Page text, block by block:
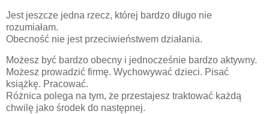
Jest jeszcze jedna rzecz, której bardzo długo nie
rozumiałam.
Obecność nie jest przeciwieństwem działania.
Możesz być bardzo obecny i jednocześnie bardzo aktywny.
Możesz prowadzić firmę. Wychowywać dzieci. Pisać
książkę. Pracować.
Różnica polega na tym, że przestajesz traktować każdą
chwilę jako środek do następnej.